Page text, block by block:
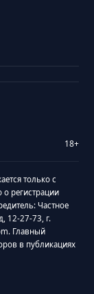
18+
только с
регистрации
Частное
12-27-73, г.
Главный
в публикациях